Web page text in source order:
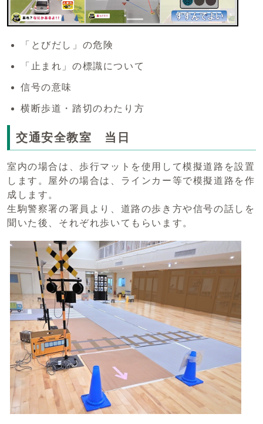
「とびだし」の危険
「止まれ」の標識について
信号の意味
横断歩道・踏切のわたり方
交通安全教室 当日
室内の場合は、歩行マットを使用して模擬道路を設置
します。屋外の場合は、ラインカー等で模擬道路を作
成します。
生駒警察署の署員より、道路の歩き方や信号の話しを
聞いた後、それぞれ歩いてもらいます。